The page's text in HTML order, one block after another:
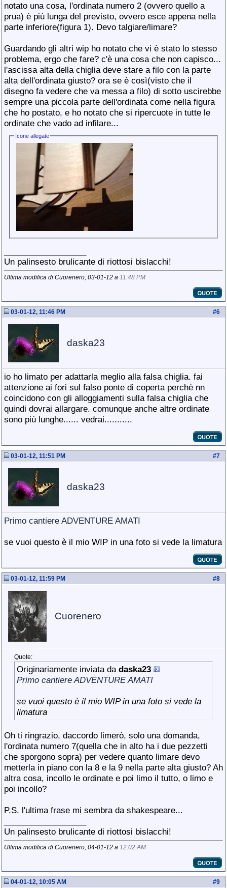
notato una cosa, l'ordinata numero 2 (ovvero quello a
prua) è più lunga del previsto, ovvero esce appena nella
parte inferiore(figura 1). Devo talgiare/limare?
Guardando gli altri wip ho notato che vi è stato lo stesso
problema, ergo che fare? c'è una cosa che non capisco...
l'ascissa alta della chiglia deve stare a filo con la parte
alta dell'ordinata giusto? ora se è così(visto che il
disegno fa vedere che va messa a filo) di sotto uscirebbe
sempre una piccola parte dell'ordinata come nella figura
che ho postato, e ho notato che si ripercuote in tutte le
ordinate che vado ad infilare...
Icone allegate
Un palinsesto brulicante di riottosi bislacchi!
Ultima modifica di Cuorenero; 03-01-12 a 11:48 PM
#6
03-01-12, 11:46 PM
daska23
io ho limato per adattarla meglio alla falsa chiglia. fai
attenzione ai fori sul falso ponte di coperta perchè nn
coincidono con gli alloggiamenti sulla falsa chiglia che
quindi dovrai allargare. comunque anche altre ordinate
sono più lunghe...... vedrai...........
#7
03-01-12, 11:51 PM
daska23
Primo cantiere ADVENTURE AMATI
se vuoi questo è il mio WIP in una foto si vede la limatura
#8
03-01-12, 11:59 PM
Cuorenero
Quote:
Originariamente inviata da daska23
Primo cantiere ADVENTURE AMATI
se vuoi questo è il mio WIP in una foto si vede la
limatura
Oh ti ringrazio, daccordo limerò, solo una domanda,
l'ordinata numero 7(quella che in alto ha i due pezzetti
che sporgono sopra) per vedere quanto limare devo
metterla in piano con la 8 e la 9 nella parte alta giusto? Ah
altra cosa, incollo le ordinate e poi limo il tutto, o limo e
poi incollo?
P.S. l'ultima frase mi sembra da shakespeare...
Un palinsesto brulicante di riottosi bislacchi!
Ultima modifica di Cuorenero; 04-01-12 a 12:02 AM
#9
04-01-12, 10:05 AM